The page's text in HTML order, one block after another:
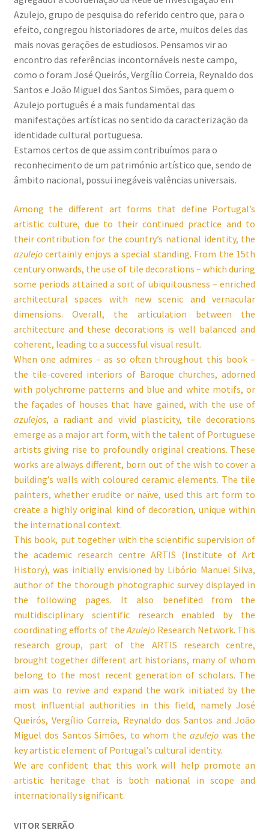
Azulejo, grupo de pesquisa do referido centro que, para o
efeito, congregou historiadores de arte, muitos deles das
mais novas gerações de estudiosos. Pensamos vir ao
encontro das referências incontornáveis neste campo,
como o foram José Queirós, Vergílio Correia, Reynaldo dos
Santos e João Miguel dos Santos Simões, para quem o
Azulejo português é a mais fundamental das
manifestações artísticas no sentido da caracterização da
identidade cultural portuguesa.
Estamos certos de que assim contribuímos para o
reconhecimento de um património artístico que, sendo de
âmbito nacional, possui inegáveis valências universais.
Among the different art forms that define Portugal’s
artistic culture, due to their continued practice and to
their contribution for the country’s national identity, the
azulejocertainly enjoys a special standing. From the 15th
century onwards, the use of tile decorations – which during
some periods attained a sort of ubiquitousness – enriched
architectural spaces with new scenic and vernacular
dimensions. Overall, the articulation between the
architecture and these decorations is well balanced and
coherent, leading to a successful visual result.
When one admires – as so often throughout this book –
the tile-covered interiors of Baroque churches, adorned
with polychrome patterns and blue and white motifs, or
the façades of houses that have gained, with the use of
azulejos, a radiant and vivid plasticity, tile decorations
emerge as a major art form, with the talent of Portuguese
artists giving rise to profoundly original creations. These
works are always different, born out of the wish to cover a
building’s walls with coloured ceramic elements. The tile
painters, whether erudite or naïve, used this art form to
create a highly original kind of decoration, unique within
the international context.
This book, put together with the scientific supervision of
the academic research centre ARTIS (Institute of Art
History), was initially envisioned by Libório Manuel Silva,
author of the thorough photographic survey displayed in
the following pages. It also benefited from the
multidisciplinary scientific research enabled by the
coordinating efforts of theAzulejo Research Network. This
research group, part of the ARTIS research centre,
brought together different art historians, many of whom
belong to the most recent generation of scholars. The
aim was to revive and expand the work initiated by the
most influential authorities in this field, namely José
Queirós, Vergílio Correia, Reynaldo dos Santos and João
Miguel dos Santos Simões, to whom theazulejo was the
key artistic element of Portugal’s cultural identity.
We are confident that this work will help promote an
artistic heritage that is both national in scope and
internationally significant.
VITOR SERRÃO